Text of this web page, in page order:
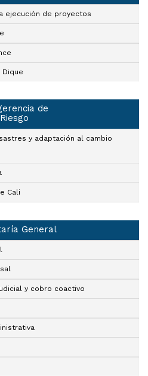
ejecución de proyectos
Dique
de
Riesgo
y adaptación al cambio
Cali
General
y cobro coactivo